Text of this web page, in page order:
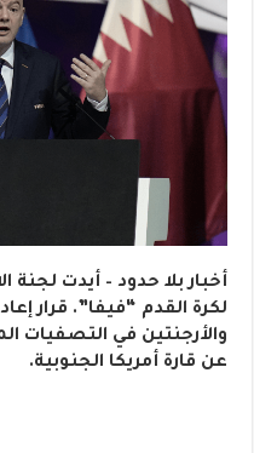
أخبار بلا حدود – أيدت لجنة
لكرة القدم “فيفا”. قرار
عن قارة أمريكا الجنوبية.